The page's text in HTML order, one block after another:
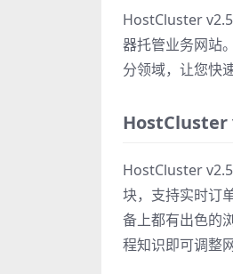
HostCluster
器托管业务网站
分领域，让您快
HostCluster
HostCluster
块，支持实时订
备上都有出色的
程知识即可调整